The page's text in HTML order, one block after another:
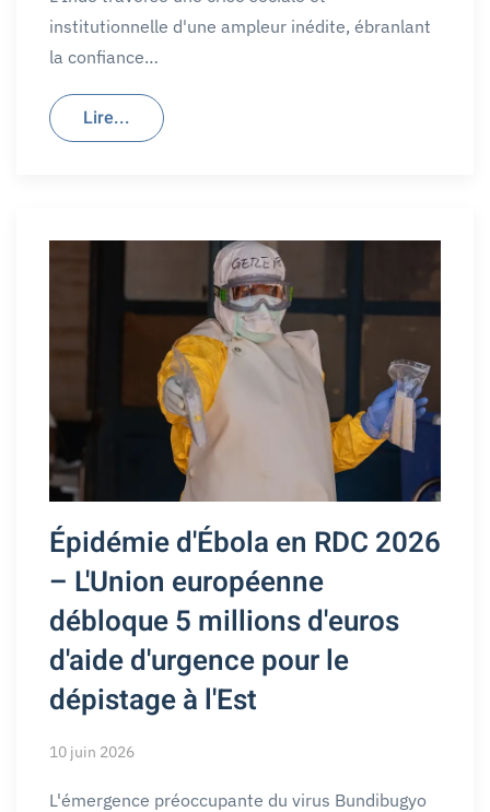
institutionnelle d'une ampleur inédite, ébranlant
la confiance…
Lire...
Épidémie d'Ébola en RDC 2026
– L'Union européenne
débloque 5 millions d'euros
d'aide d'urgence pour le
dépistage à l'Est
10 juin 2026
L'émergence préoccupante du virus Bundibugyo